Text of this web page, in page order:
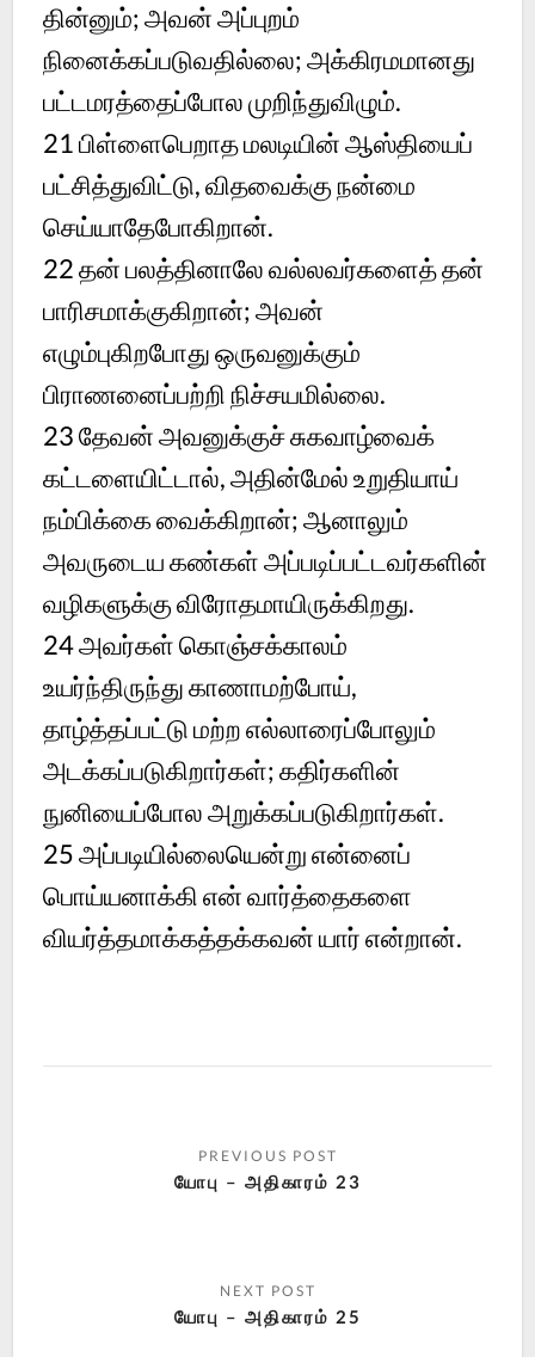
தின்னும்; அவன் அப்புறம்
நினைக்கப்படுவதில்லை; அக்கிரமமானது
பட்டமரத்தைப்போல முறிந்துவிழும்.
21 பிள்ளைபெறாத மலடியின் ஆஸ்தியைப்
பட்சித்துவிட்டு, விதவைக்கு நன்மை
செய்யாதேபோகிறான்.
22 தன் பலத்தினாலே வல்லவர்களைத் தன்
பாரிசமாக்குகிறான்; அவன்
எழும்புகிறபோது ஒருவனுக்கும்
பிராணனைப்பற்றி நிச்சயமில்லை.
23 தேவன் அவனுக்குச் சுகவாழ்வைக்
கட்டளையிட்டால், அதின்மேல் உறுதியாய்
நம்பிக்கை வைக்கிறான்; ஆனாலும்
அவருடைய கண்கள் அப்படிப்பட்டவர்களின்
வழிகளுக்கு விரோதமாயிருக்கிறது.
24 அவர்கள் கொஞ்சக்காலம்
உயர்ந்திருந்து காணாமற்போய்,
தாழ்த்தப்பட்டு மற்ற எல்லாரைப்போலும்
அடக்கப்படுகிறார்கள்; கதிர்களின்
நுனியைப்போல அறுக்கப்படுகிறார்கள்.
25 அப்படியில்லையென்று என்னைப்
பொய்யனாக்கி என் வார்த்தைகளை
வியர்த்தமாக்கத்தக்கவன் யார் என்றான்.
யோபு – அதிகாரம் 23
யோபு – அதிகாரம் 25